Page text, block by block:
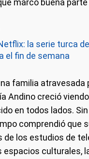
marcó buena
la serie turca
el fin de semana
familia atravesada
Andino creció
en todos lados. Sin
comprendió que
de los estudios de
espacios culturales,